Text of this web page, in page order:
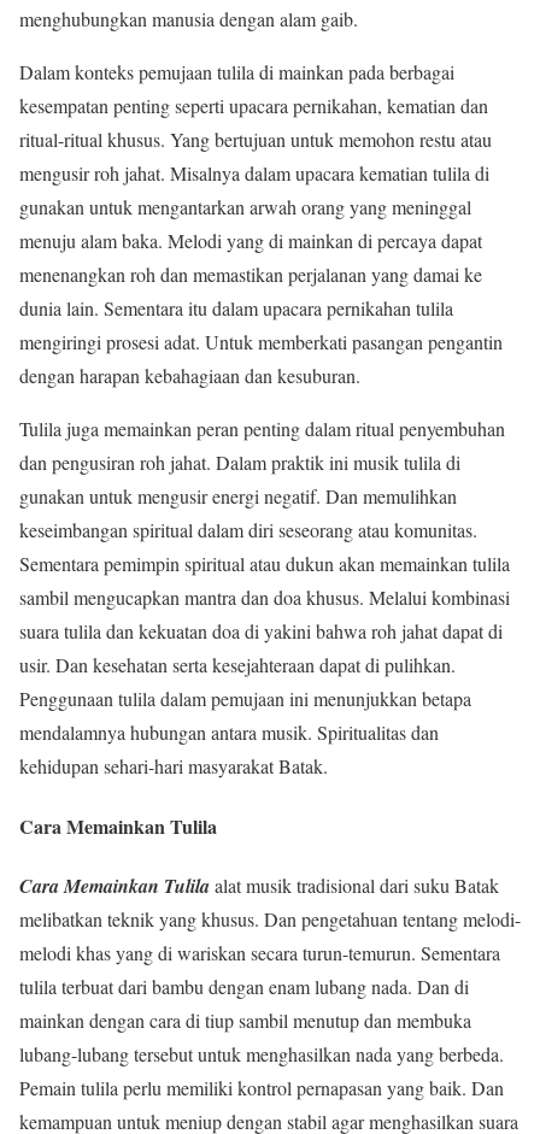
menghubungkan manusia dengan alam gaib.
Dalam konteks pemujaan tulila di mainkan pada berbagai
kesempatan penting seperti upacara pernikahan, kematian dan
ritual-ritual khusus. Yang bertujuan untuk memohon restu atau
mengusir roh jahat. Misalnya dalam upacara kematian tulila di
gunakan untuk mengantarkan arwah orang yang meninggal
menuju alam baka. Melodi yang di mainkan di percaya dapat
menenangkan roh dan memastikan perjalanan yang damai ke
dunia lain. Sementara itu dalam upacara pernikahan tulila
mengiringi prosesi adat. Untuk memberkati pasangan pengantin
dengan harapan kebahagiaan dan kesuburan.
Tulila juga memainkan peran penting dalam ritual penyembuhan
dan pengusiran roh jahat. Dalam praktik ini musik tulila di
gunakan untuk mengusir energi negatif. Dan memulihkan
keseimbangan spiritual dalam diri seseorang atau komunitas.
Sementara pemimpin spiritual atau dukun akan memainkan tulila
sambil mengucapkan mantra dan doa khusus. Melalui kombinasi
suara tulila dan kekuatan doa di yakini bahwa roh jahat dapat di
usir. Dan kesehatan serta kesejahteraan dapat di pulihkan.
Penggunaan tulila dalam pemujaan ini menunjukkan betapa
mendalamnya hubungan antara musik. Spiritualitas dan
kehidupan sehari-hari masyarakat Batak.
Cara Memainkan Tulila
Cara Memainkan Tulilaalat musik tradisional dari suku Batak
melibatkan teknik yang khusus. Dan pengetahuan tentang melodi-
melodi khas yang di wariskan secara turun-temurun. Sementara
tulila terbuat dari bambu dengan enam lubang nada. Dan di
mainkan dengan cara di tiup sambil menutup dan membuka
lubang-lubang tersebut untuk menghasilkan nada yang berbeda.
Pemain tulila perlu memiliki kontrol pernapasan yang baik. Dan
kemampuan untuk meniup dengan stabil agar menghasilkan suara